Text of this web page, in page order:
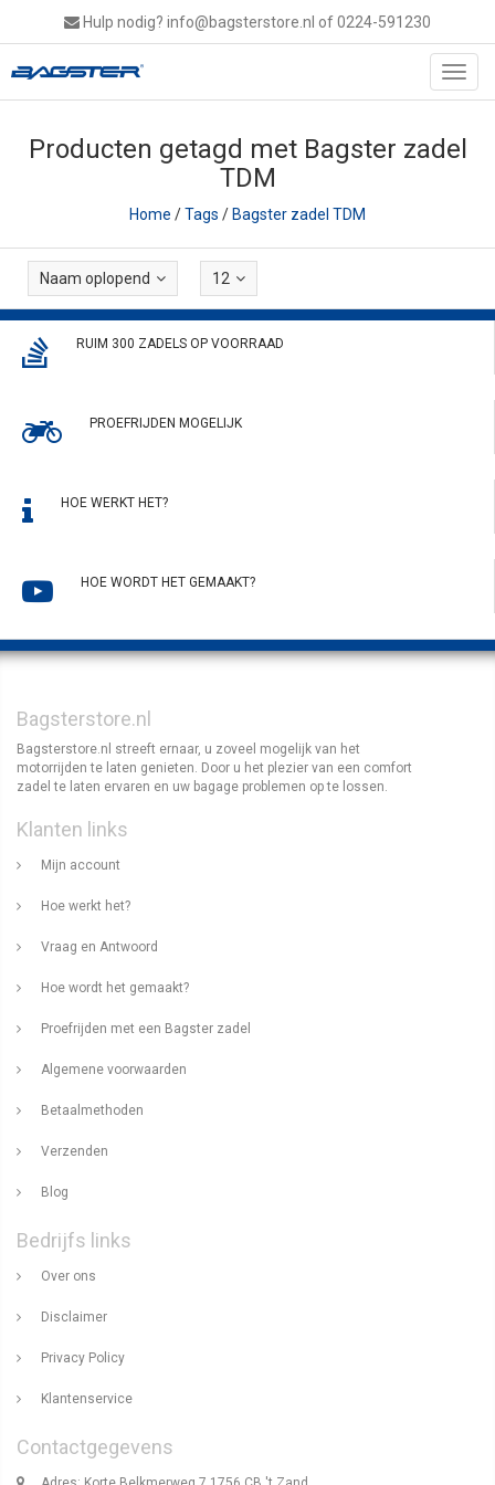
Hulp nodig? info@bagsterstore.nl of 0224-591230
Producten getagd met Bagster zadel
TDM
Home /Tags /Bagster zadel TDM
Naam oplopend 12
RUIM 300 ZADELS OP VOORRAAD
PROEFRIJDEN MOGELIJK
HOE WERKT HET?
HOE WORDT HET GEMAAKT?
Bagsterstore.nl
Bagsterstore.nl streeft ernaar, u zoveel mogelijk van het
motorrijden te laten genieten. Door u het plezier van een comfort
zadel te laten ervaren en uw bagage problemen op te lossen.
Klanten links
Mijn account
Hoe werkt het?
Vraag en Antwoord
Hoe wordt het gemaakt?
Proefrijden met een Bagster zadel
Algemene voorwaarden
Betaalmethoden
Verzenden
Blog
Bedrijfs links
Over ons
Disclaimer
Privacy Policy
Klantenservice
Contactgegevens